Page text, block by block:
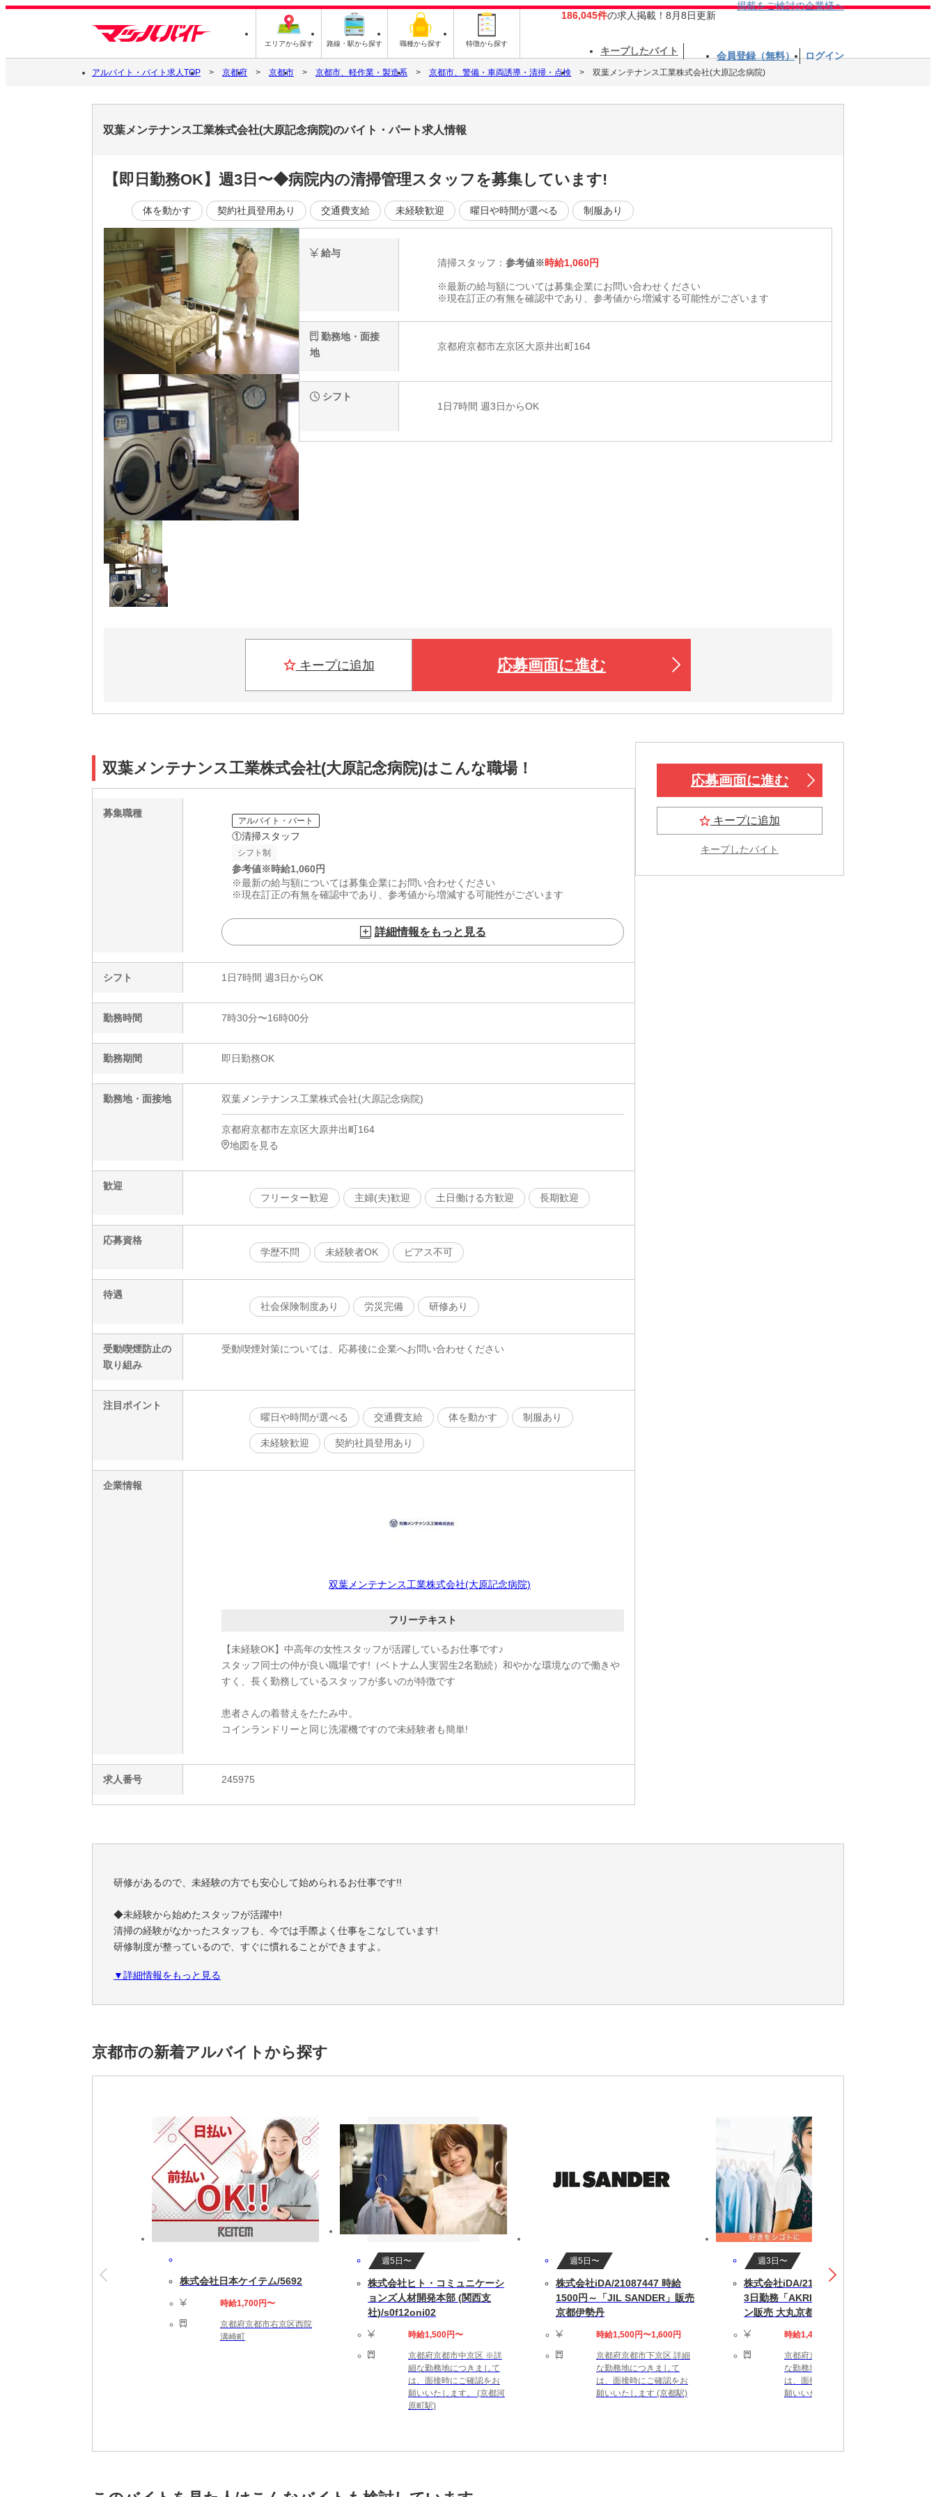
エリアから探す 路線・駅から探す 職種から探す 特徴から探す
186,045件の求人掲載！8月8日更新
掲載をご検討の企業様へ
キープしたバイト 会員登録（無料） ログイン
アルバイト・バイト求人TOP 京都府 京都市 京都市、軽作業・製造系 京都市、警備・車両誘導・清掃・点検 双葉メンテナンス工業株式会社(大原記念病院)
双葉メンテナンス工業株式会社(大原記念病院)のバイト・パート求人情報
【即日勤務OK】週3日〜◆病院内の清掃管理スタッフを募集しています!
体を動かす 契約社員登用あり 交通費支給 未経験歓迎 曜日や時間が選べる 制服あり
給与
清掃スタッフ： 参考値※時給1,060円
※最新の給与額については募集企業にお問い合わせください
※現在訂正の有無を確認中であり、参考値から増減する可能性がございます
勤務地・面接
地
京都府京都市左京区大原井出町164
シフト
1日7時間 週3日からOK
キープに追加 応募画面に進む
双葉メンテナンス工業株式会社(大原記念病院)はこんな職場！
募集職種
アルバイト・パート
①清掃スタッフ
シフト制
参考値※時給1,060円
※最新の給与額については募集企業にお問い合わせください
※現在訂正の有無を確認中であり、参考値から増減する可能性がございます
詳細情報をもっと見る
シフト 1日7時間 週3日からOK
勤務時間 7時30分〜16時00分
勤務期間 即日勤務OK
勤務地・面接地 双葉メンテナンス工業株式会社(大原記念病院)
京都府京都市左京区大原井出町164
地図を見る
歓迎
フリーター歓迎
主婦(夫)歓迎 土日働ける方歓迎 長期歓迎
応募資格
学歴不問
未経験者OK ピアス不可
待遇
社会保険制度あり
労災完備 研修あり
受動喫煙防止の
取り組み
受動喫煙対策については、応募後に企業へお問い合わせください
注目ポイント
曜日や時間が選べる
交通費支給 体を動かす 制服あり
未経験歓迎 契約社員登用あり
企業情報
双葉メンテナンス工業株式会社(大原記念病院)
フリーテキスト
【未経験OK】中高年の女性スタッフが活躍しているお仕事です♪
スタッフ同士の仲が良い職場です!（ベトナム人実習生2名勤続）和やかな環境なので働きや
すく、長く勤務しているスタッフが多いのが特徴です
患者さんの着替えをたたみ中。
コインランドリーと同じ洗濯機ですので未経験者も簡単!
求人番号 245975
応募画面に進む
キープに追加
キープしたバイト
研修があるので、未経験の方でも安心して始められるお仕事です!!
◆未経験から始めたスタッフが活躍中!
清掃の経験がなかったスタッフも、今では手際よく仕事をこなしています!
研修制度が整っているので、すぐに慣れることができますよ。
◆空いた時間を有効活用したい方にお勧めです!
【こんな方、大歓迎です】
◎明るく笑顔で対応できる方
◎体を動かすのが好きな方
◎細かい作業の好きな方
ご興味をお持ちの方は、
お気軽にマッハバイトからご応募ください♪
▼詳細情報をもっと見る
京都市の新着アルバイトから探す
株式会社日本ケイテム/5692
時給1,700円〜
京都府京都市右京区西院
溝崎町
週5日〜
株式会社ヒト・コミュニケーシ
ョンズ人材開発本部 (関西支
社)/s0f12oni02
時給1,500円〜
京都府京都市中京区 ※詳
細な勤務地につきまして
は、面接時にご確認をお
願いいたします。 (京都河
原町駅)
週5日〜
株式会社iDA/21087447 時給
1500円～「JIL SANDER」販売
京都伊勢丹
時給1,500円〜1,600円
京都府京都市下京区 詳細
な勤務地につきまして
は、面接時にご確認をお
願いいたします (京都駅)
週3日〜
株式会社iDA/210100317 週2～
3日勤務「AKRIS」ファッショ
ン販売 大丸京都店
時給1,400円〜1,600円
京都府京都市下京区 詳細
な勤務地につきまして
は、面接時にご確認をお
願いいたします (烏丸駅)